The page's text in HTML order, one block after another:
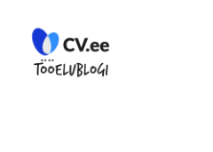
content